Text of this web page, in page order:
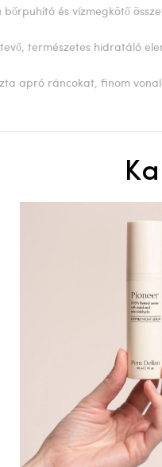
és vízmegkötő
természetes hidratáló
apró ráncokat, finom